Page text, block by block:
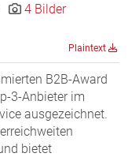
4 Bilder
Plaintext
B2B-Award
3-Anbieter im
ausgezeichnet.
bietet